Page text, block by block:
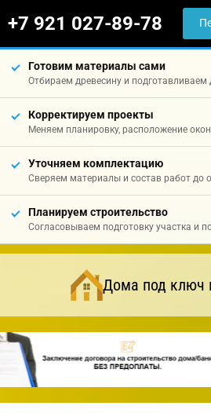
+7 921 027-89-78
Готовим материалы сами
Отбираем древесину и подготавливаем
Корректируем проекты
Меняем планировку, расположение
Уточняем комплектацию
Сверяем материалы и состав работ до
Планируем строительство
Согласовываем подготовку участка и
Дома под ключ